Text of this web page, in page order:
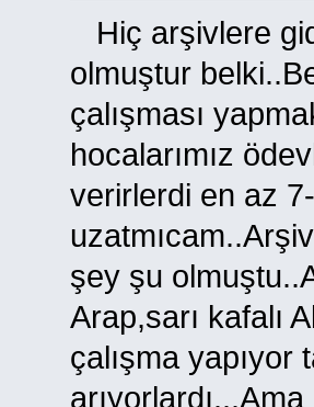
Hiç arşivlere
olmuştur
çalışması
hocalarımız
verirlerdi en az
şey şu
Arap,sarı kafalı
çalışma yapıyor